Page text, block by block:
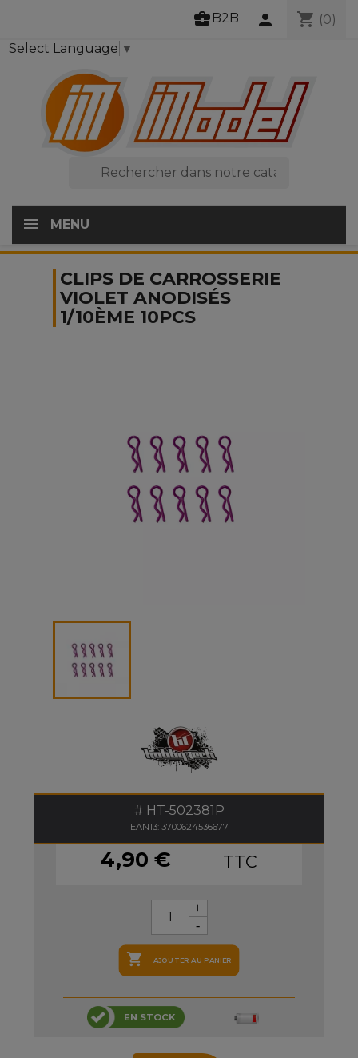
business_center B2B shopping_cart (0)
person

MENU
Select Language ▼
CLIPS DE CARROSSERIE
VIOLET ANODISÉS
1/10ÈME 10PCS
HT-502381P
EAN13: 3700624536677
4,90 € TTC
 AJOUTER AU PANIER
EN STOCK